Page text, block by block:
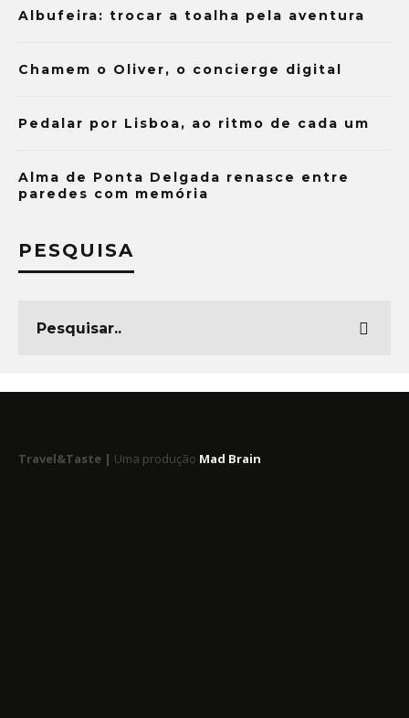
Albufeira: trocar a toalha pela aventura
Chamem o Oliver, o concierge digital
Pedalar por Lisboa, ao ritmo de cada um
Alma de Ponta Delgada renasce entre
paredes com memória
PESQUISA
Travel&Taste | Uma produção Mad Brain